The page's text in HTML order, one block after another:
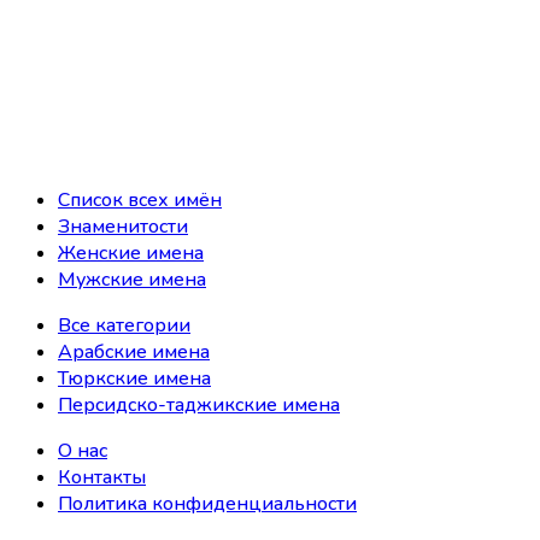
Список всех имён
Знаменитости
Женские имена
Мужские имена
Все категории
Арабские имена
Тюркские имена
Персидско-таджикские имена
О нас
Контакты
Политика конфиденциальности